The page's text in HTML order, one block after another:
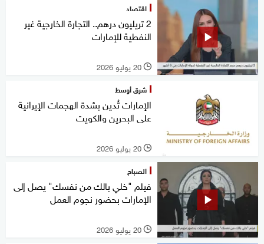
اقتصاد
2 تريليون درهم.. التجارة الخارجية غير
النفطية للإمارات
l 20 يوليو 2026
شرق أوسط
الإمارات تُدين بشدة الهجمات الإيرانية
على البحرين والكويت
l 20 يوليو 2026
الصباح
فيلم "خلي بالك من نفسك" يصل إلى
الإمارات بحضور نجوم العمل
l 20 يوليو 2026